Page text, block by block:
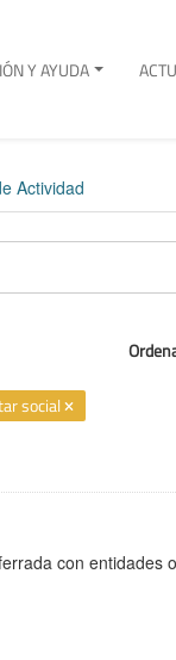
Y AYUDA
Actividad
social
con entidades